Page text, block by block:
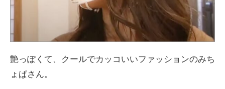
艶っぽくて、クールでカッコいいファッションのみち
ょぱさん。